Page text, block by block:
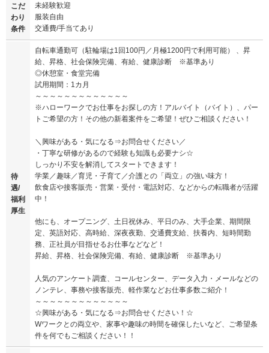
こだ
わり
条件
未経験歓迎
服装自由
交通費/手当てあり
待
遇/
福利
厚生
自転車通勤可（駐輪場は1回100円／月極1200円で利用可能） 、昇
給、昇格、社会保険完備、有給、健康診断 ※基準あり
◎休憩室・食堂完備
試用期間：1カ月
～～～～～～～～～～～～～
※ハローワークでお仕事をお探しの方！アルバイト（バイト）、パー
トご希望の方！その他の新着案件をご希望！ぜひご相談ください！
＼興味がある・気になる⇒お問合せください／
・丁寧な研修があるので経験も知識も必要ナシ☆
しっかり不安を解消してスタートできます！
学業／趣味／育児・子育て／介護との「両立」の強い味方！
飲食店や接客販売・営業・受付・電話対応、などからの転職者が活躍
中！
他にも、オープニング、土日祝休み、平日のみ、大手企業、期間限
定、英語対応、高時給、深夜夜勤、交通費支給、扶養内、短時間勤
務、正社員が目指せるお仕事などなど！
昇給、昇格、社会保険完備、有給、健康診断 ※基準あり
人気のアンケート調査、コールセンター、データ入力・メールなどの
ノンテレ、事務や接客販売、軽作業などお仕事多数ご紹介！
～～～～～～～～～～～～～
☆興味がある・気になる⇒お問合せください！☆
Wワークとの両立や、家事や趣味の時間を確保したいなど、ご希望条
件を何でもご相談ください！！